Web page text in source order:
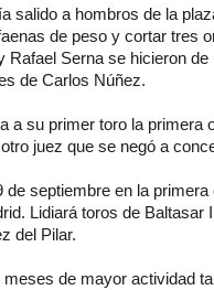
salido a hombros de la
de peso y cortar tres
Serna se hicieron de
de Carlos Núñez.
a su primer toro la primera
juez que se negó a
septiembre en la primera
Lidiará toros de Baltasar
del Pilar.
de mayor actividad